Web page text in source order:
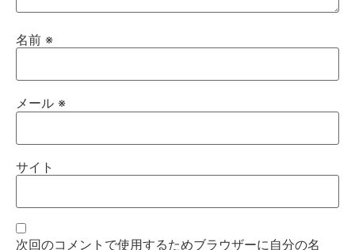
名前 ※
メール ※
サイト
次回のコメントで使用するためブラウザーに自分の名